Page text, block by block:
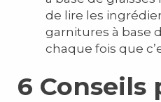
de lire les
garnitures à base
chaque fois que
6 Conseils